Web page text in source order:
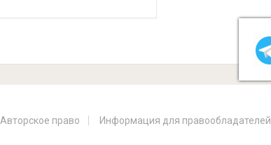
Авторское право Информация для правообладателей